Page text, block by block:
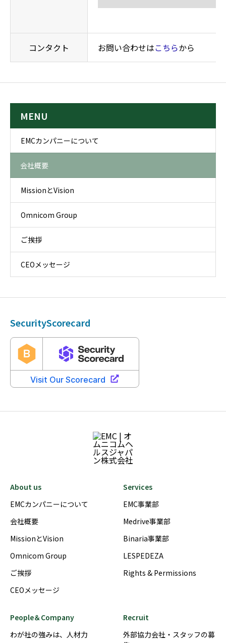
コンタクト お問い合わせはこちらから
MENU
EMCカンパニーについて
会社概要
MissionとVision
Omnicom Group
ご挨拶
CEOメッセージ
SecurityScorecard
About us
EMCカンパニーについて
会社概要
MissionとVision
Omnicom Group
ご挨拶
CEOメッセージ
Services
EMC事業部
Medrive事業部
Binaria事業部
LESPEDEZA
Rights & Permissions
People＆Company
わが社の強みは、人材力
Recruit
外部協力会社・スタッフの募